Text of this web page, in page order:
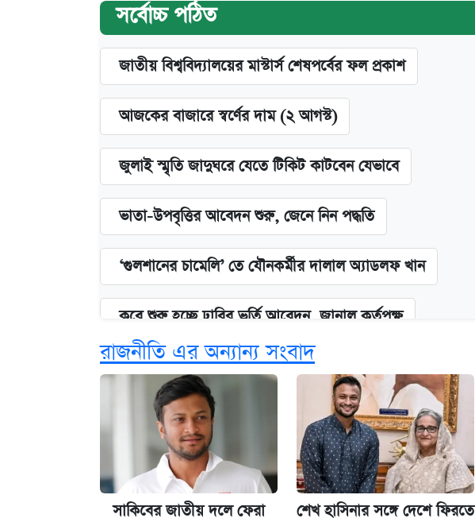
সর্বোচ্চ পঠিত
জাতীয় বিশ্ববিদ্যালয়ের মাস্টার্স শেষপর্বের ফল প্রকাশ
আজকের বাজারে স্বর্ণের দাম (২ আগস্ট)
জুলাই স্মৃতি জাদুঘরে যেতে টিকিট কাটবেন যেভাবে
ভাতা-উপবৃত্তির আবেদন শুরু, জেনে নিন পদ্ধতি
‘গুলশানের চামেলি’ তে যৌনকর্মীর দালাল অ্যাডলফ খান
কবে শুরু হচ্ছে ঢাবির ভর্তি আবেদন, জানাল কর্তৃপক্ষ
এক ক্লিকে জেনে নিন আইফোন ১৮ প্রো ম্যাক্সের দাম ও ফিচার
আজকের বাজারে স্বর্ণের দাম (৪ আগস্ট)
নবম জাতীয় পে-স্কেল নিয়ে সর্বশেষ যা জানা গেল
রাজনীতি এর অন্যান্য সংবাদ
সাকিবের জাতীয় দলে ফেরা
শেখ হাসিনার সঙ্গে দেশে ফিরতে